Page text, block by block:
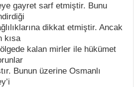
gayret sarf etmiştir. Bunu
dikkat etmiştir. Ancak
kısa
kalan mirler ile hükümet
Bunun üzerine Osmanlı